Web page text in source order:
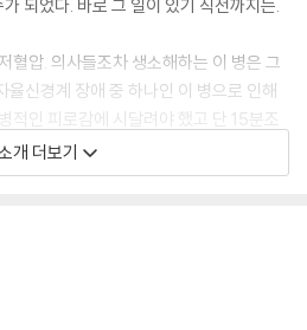
되었다. 바로 그 일이 있기 직전까지는.
혈압. 의사들조차 생소해하는 이 병은 그
신경계 장애 중 하나인 이 병으로 인해
적인 피로감에 시달려야 했고 단 15분조
없었다. 결국 그녀는 자신이 그토록 사랑
로서의 삶을 잠시 내려놓을 수밖에 없었
르라)!” 매 순간 맞닥뜨리는 선택의 갈
이야기하는 방향으로 걸어왔고, 그 선
개 더보기